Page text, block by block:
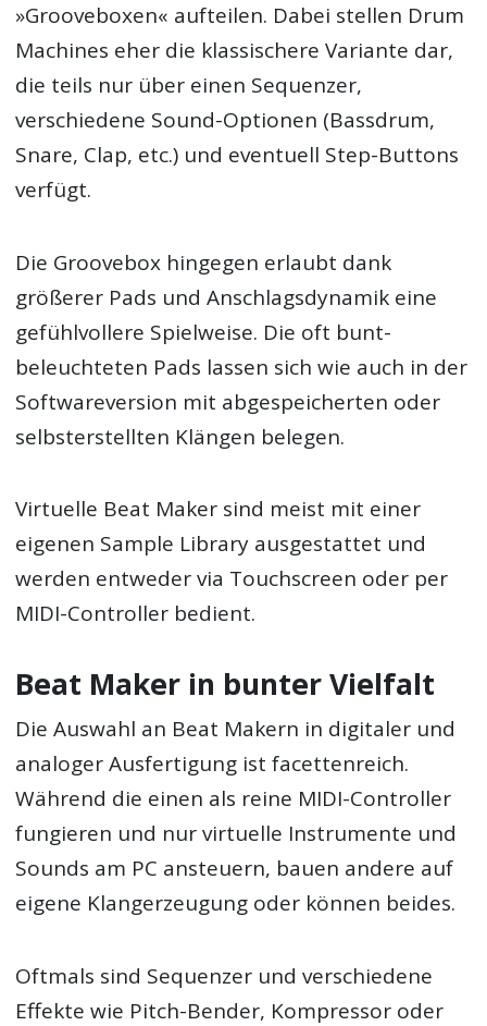
»Grooveboxen« aufteilen. Dabei stellen Drum
Machines eher die klassischere Variante dar,
die teils nur über einen Sequenzer,
verschiedene Sound-Optionen (Bassdrum,
Snare, Clap, etc.) und eventuell Step-Buttons
verfügt.
Die Groovebox hingegen erlaubt dank
größerer Pads und Anschlagsdynamik eine
gefühlvollere Spielweise. Die oft bunt-
beleuchteten Pads lassen sich wie auch in der
Softwareversion mit abgespeicherten oder
selbsterstellten Klängen belegen.
Virtuelle Beat Maker sind meist mit einer
eigenen Sample Library ausgestattet und
werden entweder via Touchscreen oder per
MIDI-Controller bedient.
Beat Maker in bunter Vielfalt
Die Auswahl an Beat Makern in digitaler und
analoger Ausfertigung ist facettenreich.
Während die einen als reine MIDI-Controller
fungieren und nur virtuelle Instrumente und
Sounds am PC ansteuern, bauen andere auf
eigene Klangerzeugung oder können beides.
Oftmals sind Sequenzer und verschiedene
Effekte wie Pitch-Bender, Kompressor oder